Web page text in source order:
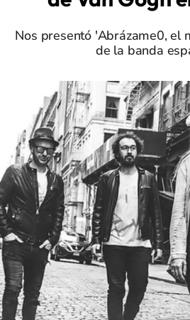
Nos presentó 'Abrázame0, el
de la banda